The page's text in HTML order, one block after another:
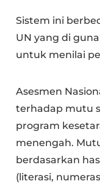
Sistem ini
UN yang di
untuk menilai
Asesmen
terhadap mutu
program
menengah.
berdasarkan
(literasi,